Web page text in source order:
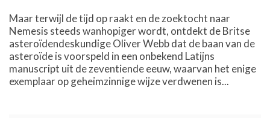
Maar terwijl de tijd op raakt en de zoektocht naar
Nemesis steeds wanhopiger wordt, ontdekt de Britse
asteroïdendeskundige Oliver Webb dat de baan van de
asteroïde is voorspeld in een onbekend Latijns
manuscript uit de zeventiende eeuw, waarvan het enige
exemplaar op geheimzinnige wijze verdwenen is...